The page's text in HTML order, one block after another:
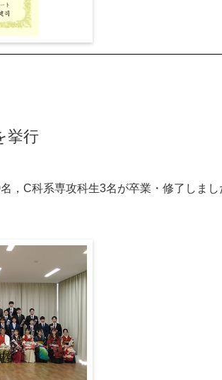
挙行
，C科系専攻科生3名が卒業・修了しまし